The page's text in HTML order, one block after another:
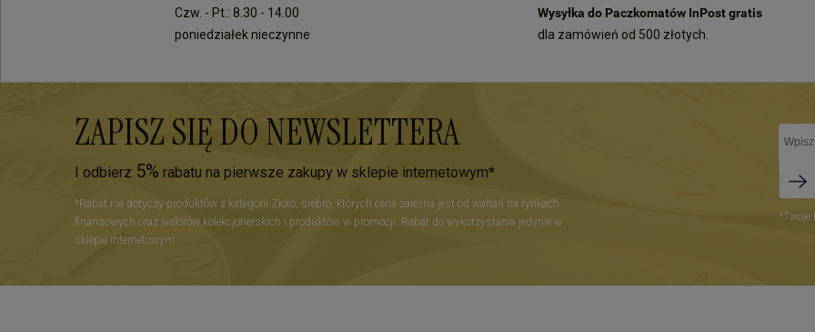
Czw. - Pt.: 8.30 - 14.00
poniedziałek nieczynne
Wysyłka do Paczkomatów InPost gratis
dla zamówień od 500 złotych.
ZAPISZ SIĘ DO NEWSLETTERA
I odbierz 5% rabatu na pierwsze zakupy w sklepie internetowym*
*Rabat nie dotyczy produktów z kategorii Złoto, srebro, których cena zależna jest od wahań na rynkach
finansowych oraz walorów kolekcjonerskich i produktów w promocji. Rabat do wykorzystania jedynie w
sklepie internetowym.
*Twoje